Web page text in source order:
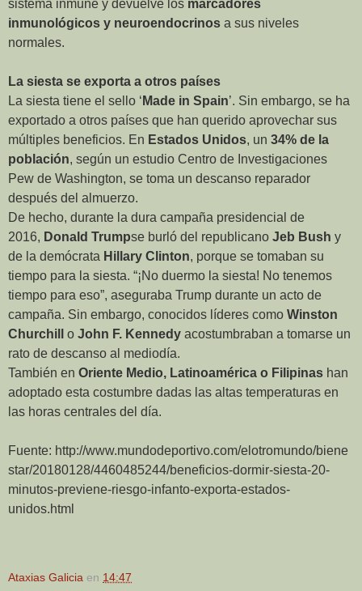
sistema inmune y devuelve los marcadores
inmunológicos y neuroendocrinos a sus niveles
normales.
La siesta se exporta a otros países
La siesta tiene el sello ‘ Made in Spain’. Sin embargo, se ha
exportado a otros países que han querido aprovechar sus
múltiples beneficios. En Estados Unidos, un 34% de la
población, según un estudio Centro de Investigaciones
Pew de Washington, se toma un descanso reparador
después del almuerzo.
De hecho, durante la dura campaña presidencial de
2016, Donald Trumpse burló del republicano Jeb Bush y
de la demócrata Hillary Clinton, porque se tomaban su
tiempo para la siesta. “¡No duermo la siesta! No tenemos
tiempo para eso”, aseguraba Trump durante un acto de
campaña. Sin embargo, conocidos líderes como Winston
Churchill o John F. Kennedy acostumbraban a tomarse un
rato de descanso al mediodía.
También en Oriente Medio, Latinoamérica o Filipinas han
adoptado esta costumbre dadas las altas temperaturas en
las horas centrales del día.
Fuente: http://www.mundodeportivo.com/elotromundo/biene
star/20180128/4460485244/beneficios-dormir-siesta-20-
minutos-previene-riesgo-infanto-exporta-estados-
unidos.html
Ataxias Galicia en 14:47